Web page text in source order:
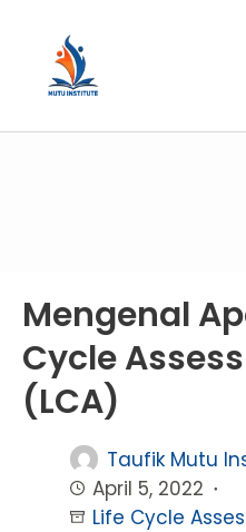
Mengenal
Cycle
(LCA)
Taufik Mutu
April 5, 2022
Life Cycle